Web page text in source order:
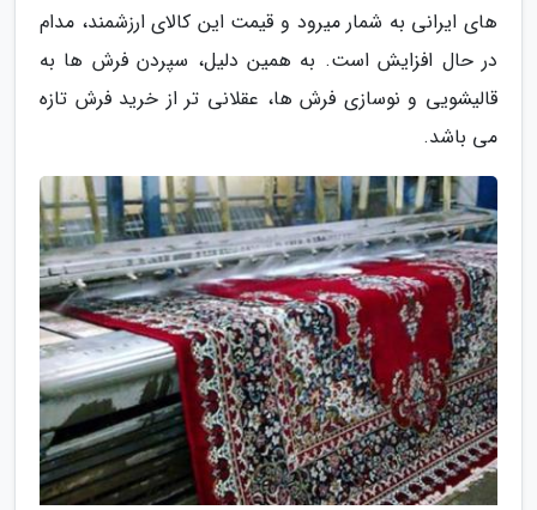
های ایرانی به شمار میرود و قیمت این کالای ارزشمند، مدام
در حال افزایش است. به همین دلیل، سپردن فرش ها به
قالیشویی و نوسازی فرش ها، عقلانی تر از خرید فرش تازه
می باشد.